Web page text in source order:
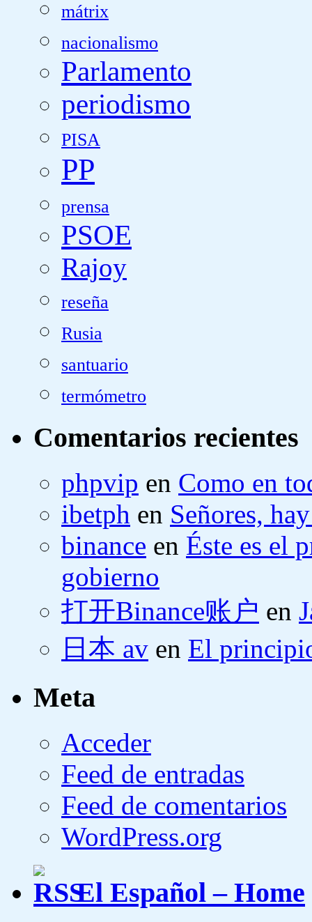
mátrix
nacionalismo
Parlamento
periodismo
PISA
PP
prensa
PSOE
Rajoy
reseña
Rusia
santuario
termómetro
Comentarios recientes
phpvip en Como en
ibetph en Señores,
binance en Éste es el
gobierno
打开Binance账户 en
日本 av en El
Meta
Acceder
Feed de entradas
Feed de comentarios
WordPress.org
El Español – Home